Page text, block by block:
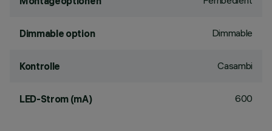
Dimmable option Dimmable
Kontrolle Casambi
LED-Strom (mA) 600